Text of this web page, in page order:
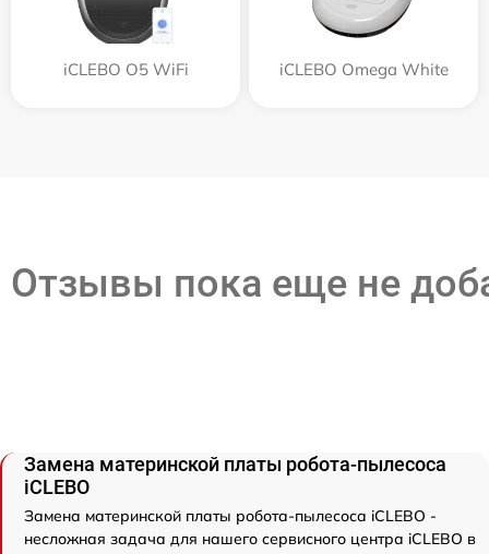
iCLEBO O5 WiFi iCLEBO Omega White
Отзывы пока еще не
Замена материнской платы робота-пылесоса
iCLEBO
Замена материнской платы робота-пылесоса iCLEBO -
несложная задача для нашего сервисного центра iCLEBO в